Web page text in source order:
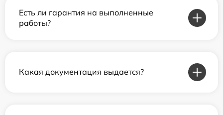
Есть ли гарантия на выполненные
работы?
Какая документация выдается?